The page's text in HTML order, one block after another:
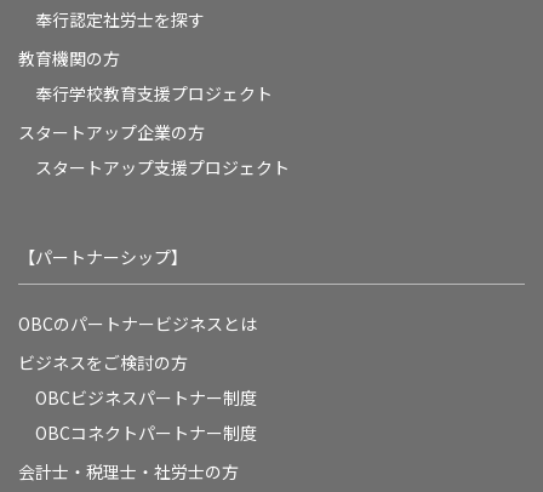
奉行認定社労士を探す
教育機関の方
奉⾏学校教育⽀援プロジェクト
スタートアップ企業の方
スタートアップ支援プロジェクト
【パートナーシップ】
OBCのパートナービジネスとは
ビジネスをご検討の方
OBCビジネスパートナー制度
OBCコネクトパートナー制度
会計士・税理士・社労士の方